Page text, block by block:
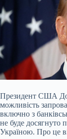
Президент США
можливість
включно з
не буде досягнуто
Україною. Про це